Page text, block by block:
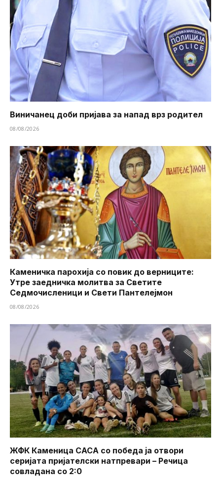
Виничанец доби пријава за напад врз родител
08/08/2026
Каменичка парохија со повик до верниците:
Утре заедничка молитва за Светите
Седмочисленици и Свети Пантелејмон
08/08/2026
ЖФК Каменица САСА со победа ја отвори
серијата пријателски натпревари – Речица
совладана со 2:0